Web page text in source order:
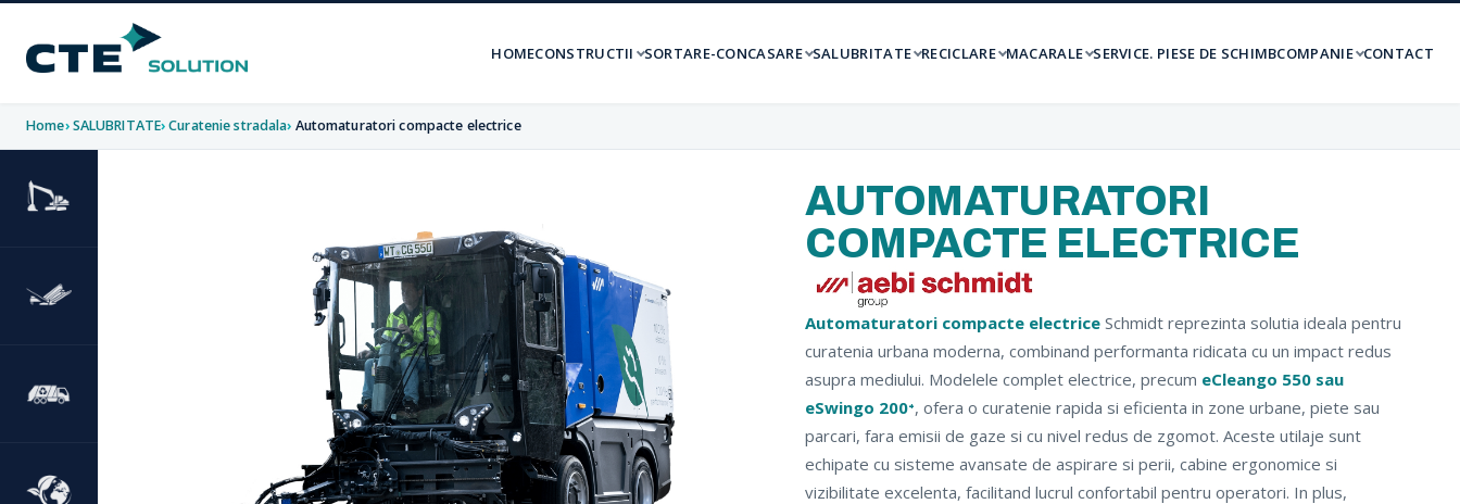
HOMECONSTRUCTII SORTARE-CONCASARE SALUBRITATE RECICLARE MACARALE SERVICE. PIESE DE SCHIMBCOMPANIE CONTACT
Home SALUBRITATE Curatenie stradala Automaturatori compacte electrice
AUTOMATURATORI
COMPACTE ELECTRICE
Automaturatori compacte electrice Schmidt reprezinta solutia ideala pentru
curatenia urbana moderna, combinand performanta ridicata cu un impact redus
asupra mediului. Modelele complet electrice, precum eCleango 550 sau
eSwingo 200⁺, ofera o curatenie rapida si eficienta in zone urbane, piete sau
parcari, fara emisii de gaze si cu nivel redus de zgomot. Aceste utilaje sunt
echipate cu sisteme avansate de aspirare si perii, cabine ergonomice si
vizibilitate excelenta, facilitand lucrul confortabil pentru operatori. In plus,